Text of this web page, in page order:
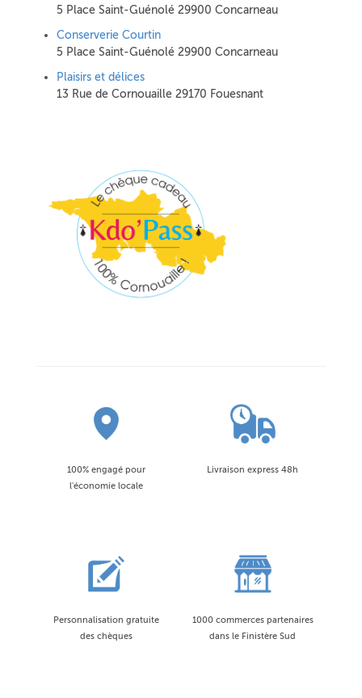
5 Place Saint-Guénolé 29900 Concarneau
Conserverie Courtin
5 Place Saint-Guénolé 29900 Concarneau
Plaisirs et délices
13 Rue de Cornouaille 29170 Fouesnant
100% engagé pour
l'économie locale
Livraison express 48h
Personnalisation gratuite
des chèques
1000 commerces partenaires
dans le Finistère Sud